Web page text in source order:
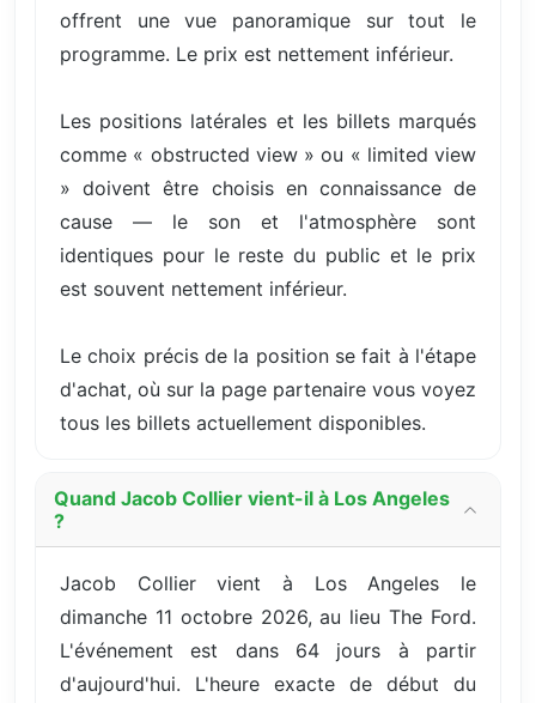
offrent une vue panoramique sur tout le
programme. Le prix est nettement inférieur.
Les positions latérales et les billets marqués
comme « obstructed view » ou « limited view
» doivent être choisis en connaissance de
cause — le son et l'atmosphère sont
identiques pour le reste du public et le prix
est souvent nettement inférieur.
Le choix précis de la position se fait à l'étape
d'achat, où sur la page partenaire vous voyez
tous les billets actuellement disponibles.
Quand Jacob Collier vient-il à Los Angeles
?
Jacob Collier vient à Los Angeles le
dimanche 11 octobre 2026, au lieu The Ford.
L'événement est dans 64 jours à partir
d'aujourd'hui. L'heure exacte de début du